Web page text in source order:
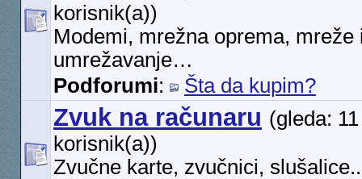
korisnik(a))
Modemi, mrežna oprema, mreže
umrežavanje…
Podforumi: Šta da kupim?
Zvuk na računaru (gleda: 11
korisnik(a))
Zvučne karte, zvučnici,